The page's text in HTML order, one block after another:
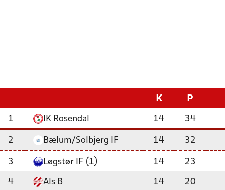
K P
1 IK Rosendal 14 34
2 Bælum/Solbjerg IF 14 32
3 Løgstør IF (1) 14 23
4 Als B 14 20